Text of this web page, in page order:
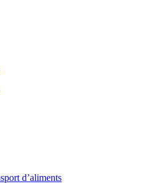
d’aliments